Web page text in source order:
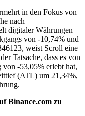
in den Fokus von
nach
digitaler Währungen
von -10,74% und
weist Scroll eine
Tatsache, dass es von
-53,05% erlebt hat,
(ATL) um 21,34%,
Binance.com zu